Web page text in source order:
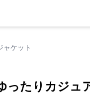
ャケット
ったりカジュ